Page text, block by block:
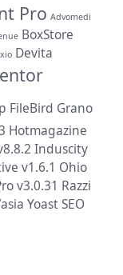
Pro Advomedi
BoxStore
Devita
FileBird Grano
Hotmagazine
Induscity
v1.6.1 Ohio
v3.0.31 Razzi
Yoast SEO